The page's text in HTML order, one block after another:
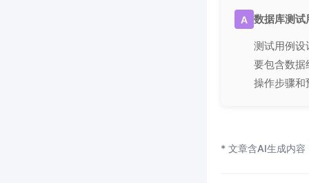
A 数据库测试
测试用例设
要包含数据
操作步骤和
* 文章含AI生成内容